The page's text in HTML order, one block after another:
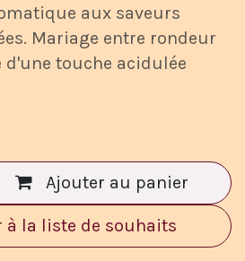
aux saveurs
Mariage entre rondeur
d'une touche acidulée
Ajouter au panier
à la liste de souhaits